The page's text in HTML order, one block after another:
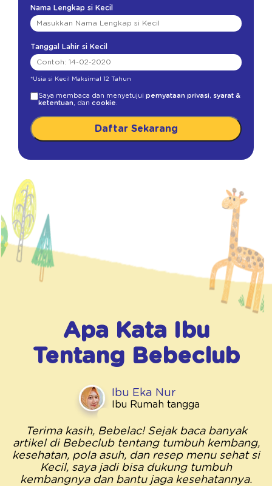
Nama Lengkap si Kecil
Tanggal Lahir si Kecil
*Usia si Kecil Maksimal 12 Tahun
Saya membaca dan menyetujui pernyataan privasi, syarat &
ketentuan, dan cookie.
Daftar Sekarang
Apa Kata Ibu
Tentang Bebeclub
Ibu Eka Nur
Ibu Rumah tangga
Terima kasih, Bebelac! Sejak baca banyak
artikel di Bebeclub tentang tumbuh kembang,
kesehatan, pola asuh, dan resep menu sehat si
Kecil, saya jadi bisa dukung tumbuh
kembangnya dan bantu jaga kesehatannya.